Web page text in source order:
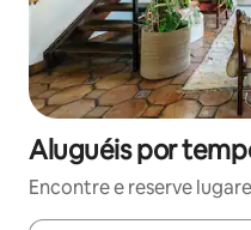
Aluguéis por
Encontre e reserve